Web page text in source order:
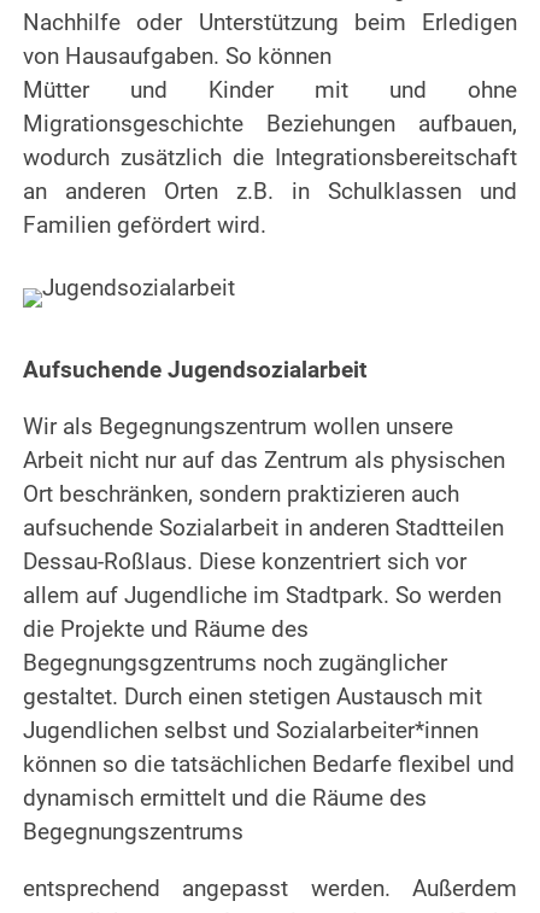
Nachhilfe oder Unterstützung beim Erledigen
von Hausaufgaben. So können
Mütter und Kinder mit und ohne
Migrationsgeschichte Beziehungen aufbauen,
wodurch zusätzlich die Integrationsbereitschaft
an anderen Orten z.B. in Schulklassen und
Familien gefördert wird.
Aufsuchende Jugendsozialarbeit
Wir als Begegnungszentrum wollen unsere
Arbeit nicht nur auf das Zentrum als physischen
Ort beschränken, sondern praktizieren auch
aufsuchende Sozialarbeit in anderen Stadtteilen
Dessau-Roßlaus. Diese konzentriert sich vor
allem auf Jugendliche im Stadtpark. So werden
die Projekte und Räume des
Begegnungsgzentrums noch zugänglicher
gestaltet. Durch einen stetigen Austausch mit
Jugendlichen selbst und Sozialarbeiter*innen
können so die tatsächlichen Bedarfe flexibel und
dynamisch ermittelt und die Räume des
Begegnungszentrums
entsprechend angepasst werden. Außerdem